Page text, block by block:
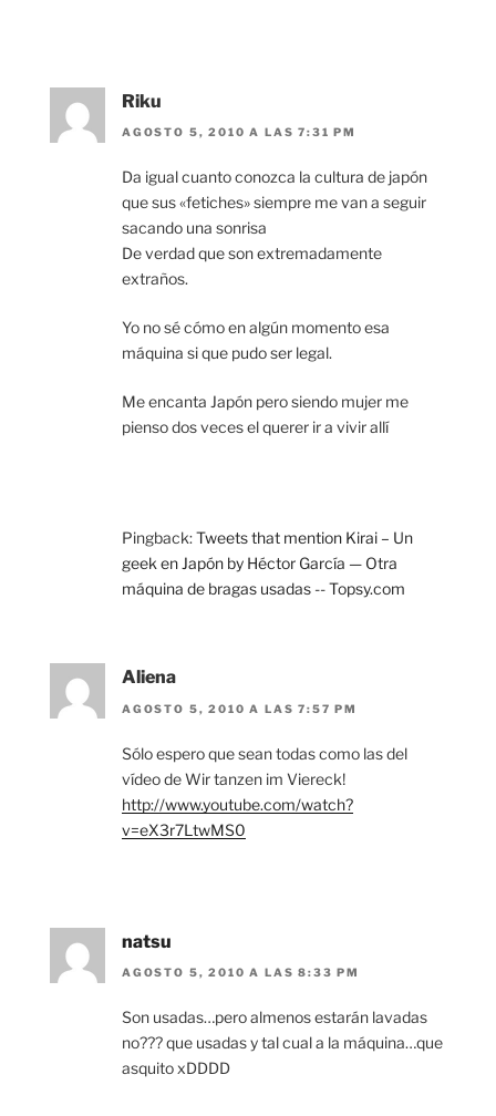
Riku
AGOSTO 5, 2010 A LAS 7:31 PM
Da igual cuanto conozca la cultura de japón
que sus «fetiches» siempre me van a seguir
sacando una sonrisa
De verdad que son extremadamente
extraños.
Yo no sé cómo en algún momento esa
máquina si que pudo ser legal.
Me encanta Japón pero siendo mujer me
pienso dos veces el querer ir a vivir allí
Pingback:Tweets that mention Kirai – Un
geek en Japón by Héctor García — Otra
máquina de bragas usadas -- Topsy.com
Aliena
AGOSTO 5, 2010 A LAS 7:57 PM
Sólo espero que sean todas como las del
vídeo de Wir tanzen im Viereck!
http://www.youtube.com/watch?
v=eX3r7LtwMS0
natsu
AGOSTO 5, 2010 A LAS 8:33 PM
Son usadas…pero almenos estarán lavadas
no??? que usadas y tal cual a la máquina…que
asquito xDDDD